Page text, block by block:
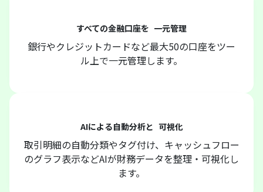
すべての金融口座を 一元管理
銀行やクレジットカードなど最大50の口座をツー
ル上で一元管理します。
AIによる自動分析と 可視化
取引明細の自動分類やタグ付け、キャッシュフロー
のグラフ表示などAIが財務データを整理・可視化し
ます。